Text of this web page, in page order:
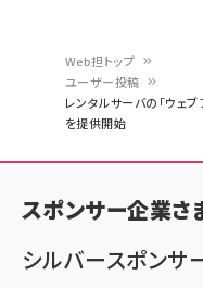
く
ず
Web担トップ
ユーザー投稿
レンタルサーバの「ウェブ
を提供開始
スポンサー企業さ
シルバースポンサ